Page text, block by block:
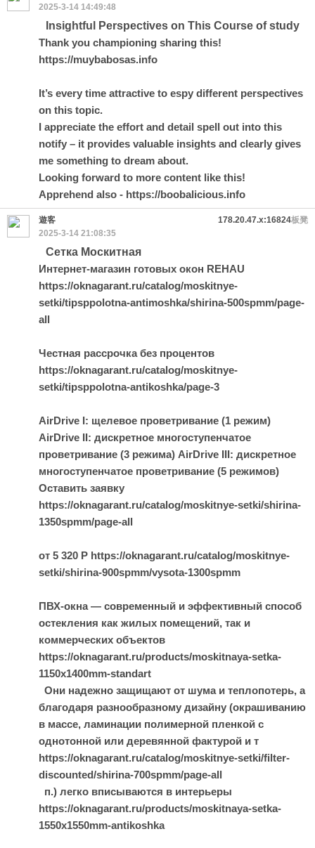
2025-3-14 14:49:48
Insightful Perspectives on This Course of study
Thank you championing sharing this!
https://muybabosas.info
It’s every time attractive to espy different perspectives
on this topic.
I appreciate the effort and detail spell out into this
notify – it provides valuable insights and clearly gives
me something to dream about.
Looking forward to more content like this!
Apprehend also - https://boobalicious.info
板凳
遊客
178.20.47.x:16824
2025-3-14 21:08:35
Сетка Москитная
Интернет-магазин готовых окон REHAU
https://oknagarant.ru/catalog/moskitnye-
setki/tipsppolotna-antimoshka/shirina-500spmm/page-
all
Честная рассрочка без процентов
https://oknagarant.ru/catalog/moskitnye-
setki/tipsppolotna-antikoshka/page-3
AirDrive I: щелевое проветривание (1 режим)
AirDrive II: дискретное многоступенчатое
проветривание (3 режима) AirDrive III: дискретное
многоступенчатое проветривание (5 режимов)
Оставить заявку
https://oknagarant.ru/catalog/moskitnye-setki/shirina-
1350spmm/page-all
от 5 320 Р https://oknagarant.ru/catalog/moskitnye-
setki/shirina-900spmm/vysota-1300spmm
ПВХ-окна — современный и эффективный способ
остекления как жилых помещений, так и
коммерческих объектов
https://oknagarant.ru/products/moskitnaya-setka-
1150x1400mm-standart
Они надежно защищают от шума и теплопотерь, а
благодаря разнообразному дизайну (окрашиванию
в массе, ламинации полимерной пленкой с
однотонной или деревянной фактурой и т
https://oknagarant.ru/catalog/moskitnye-setki/filter-
discounted/shirina-700spmm/page-all
п.) легко вписываются в интерьеры
https://oknagarant.ru/products/moskitnaya-setka-
1550x1550mm-antikoshka